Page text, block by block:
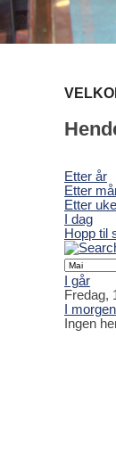
Etter år
Etter
Etter uke
I dag
Hopp til
I går
Fredag,
I morgen
Ingen